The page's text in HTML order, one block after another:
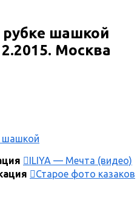
шашкой
Москва
шашкой
ILIYA — Мечта (видео)
Старое фото казаков